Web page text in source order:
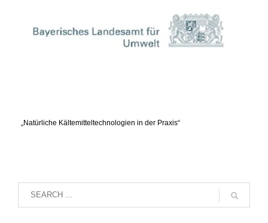
„Natürliche Kältemitteltechnologien in der Praxis“